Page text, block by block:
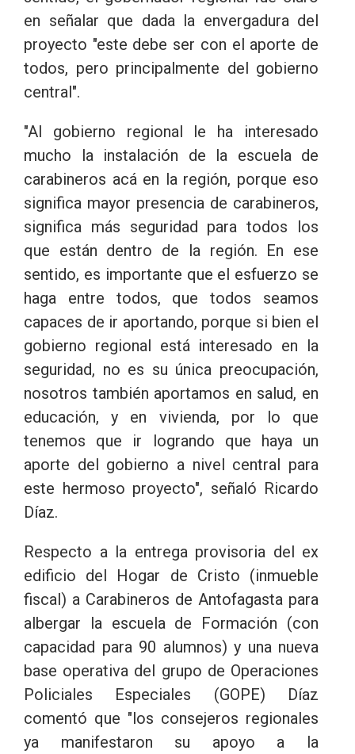
en señalar que dada la envergadura del
proyecto "este debe ser con el aporte de
todos, pero principalmente del gobierno
central".
"Al gobierno regional le ha interesado
mucho la instalación de la escuela de
carabineros acá en la región, porque eso
significa mayor presencia de carabineros,
significa más seguridad para todos los
que están dentro de la región. En ese
sentido, es importante que el esfuerzo se
haga entre todos, que todos seamos
capaces de ir aportando, porque si bien el
gobierno regional está interesado en la
seguridad, no es su única preocupación,
nosotros también aportamos en salud, en
educación, y en vivienda, por lo que
tenemos que ir logrando que haya un
aporte del gobierno a nivel central para
este hermoso proyecto", señaló Ricardo
Díaz.
Respecto a la entrega provisoria del ex
edificio del Hogar de Cristo (inmueble
fiscal) a Carabineros de Antofagasta para
albergar la escuela de Formación (con
capacidad para 90 alumnos) y una nueva
base operativa del grupo de Operaciones
Policiales Especiales (GOPE) Díaz
comentó que "los consejeros regionales
ya manifestaron su apoyo a la